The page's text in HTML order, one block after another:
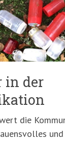
in der
die